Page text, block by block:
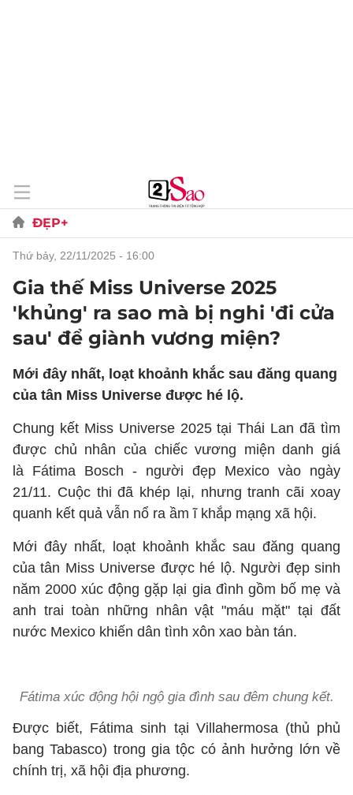
ĐẸP+
thứ bảy, 22/11/2025 - 16:00
Gia thế Miss Universe 2025
'khủng' ra sao mà bị nghi 'đi cửa
sau' để giành vương miện?
Mới đây nhất, loạt khoảnh khắc sau đăng quang
của tân Miss Universe được hé lộ.
Chung kết Miss Universe 2025 tại Thái Lan đã tìm
được chủ nhân của chiếc vương miện danh giá
là Fátima Bosch - người đẹp Mexico vào ngày
21/11. Cuộc thi đã khép lại, nhưng tranh cãi xoay
quanh kết quả vẫn nổ ra ầm ĩ khắp mạng xã hội.
Mới đây nhất, loạt khoảnh khắc sau đăng quang
của tân Miss Universe được hé lộ. Người đẹp sinh
năm 2000 xúc động gặp lại gia đình gồm bố mẹ và
anh trai toàn những nhân vật "máu mặt" tại đất
nước Mexico khiến dân tình xôn xao bàn tán.
Fátima xúc động hội ngộ gia đình sau đêm chung kết.
Được biết, Fátima sinh tại Villahermosa (thủ phủ
bang Tabasco) trong gia tộc có ảnh hưởng lớn về
chính trị, xã hội địa phương.